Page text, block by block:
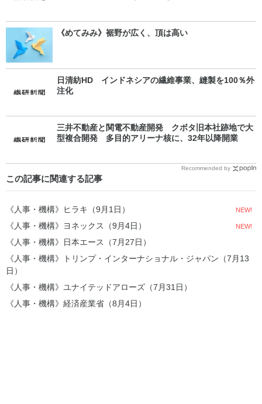
《めてみみ》裾野が広く、頂は高い
日清紡HD インドネシアの繊維事業、縫製を100％外
注化
三井不動産と関電不動産開発 クボタ旧本社跡地で大
型複合開発 多目的アリーナ核に、32年以降開業
Recommended by
この記事に関連する記事
《人事・機構》ヒラキ（9月1日） NEW!
《人事・機構》ヨネックス（9月4日） NEW!
《人事・機構》日本エース（7月27日）
《人事・機構》トリンプ・インターナショナル・ジャパン（7月13
日）
《人事・機構》ユナイテッドアローズ（7月31日）
《人事・機構》経済産業省（8月4日）